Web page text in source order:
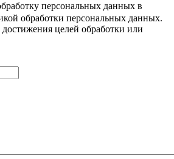
персональных данных в
обработки персональных данных.
достижения целей обработки или